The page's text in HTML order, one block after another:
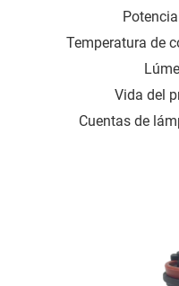
Temperatura de
Vida del
Cuentas de